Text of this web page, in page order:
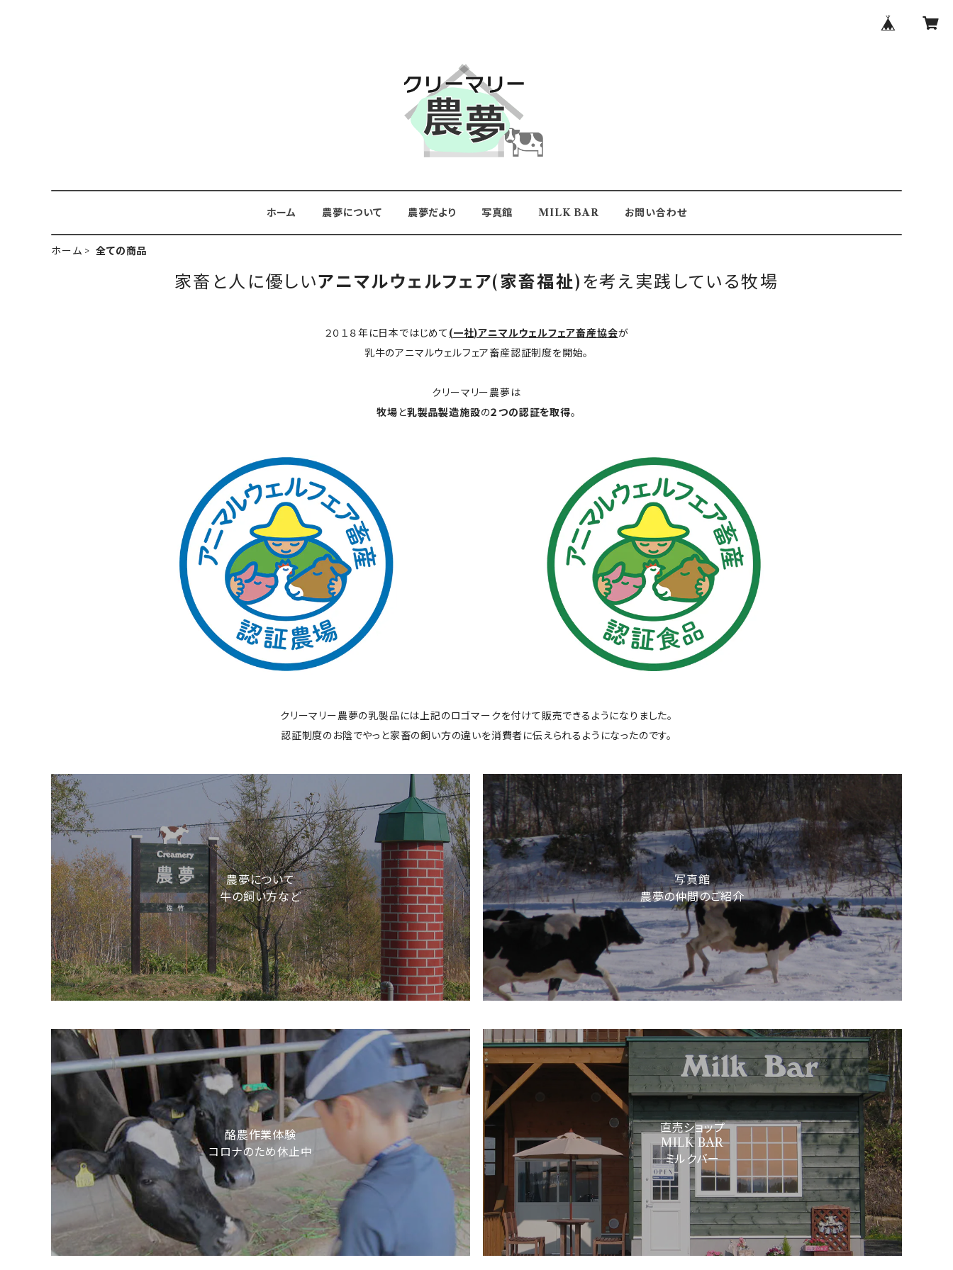
ホーム 農夢について 農夢だより 写真館 MILK BAR お問い合わせ
ホーム 全ての商品
家畜と人に優しいアニマルウェルフェア(家畜福祉) を考え実践している牧場
２０１８年に日本ではじめて (一社)アニマルウェルフェア畜産協会が
乳牛のアニマルウェルフェア畜産認証制度を開始。
クリーマリー農夢は
牧場と乳製品製造施設の２つの認証を取得。
クリーマリー農夢の乳製品には上記のロゴマークを付けて販売できるようになりました。
認証制度のお陰でやっと家畜の飼い方の違いを消費者に伝えられるようになったのです。
農夢について
牛の飼い方など
写真館
農夢の仲間のご紹介
酪農作業体験
コロナのため休止中
直売ショップ
MILK BAR
ミルクバー